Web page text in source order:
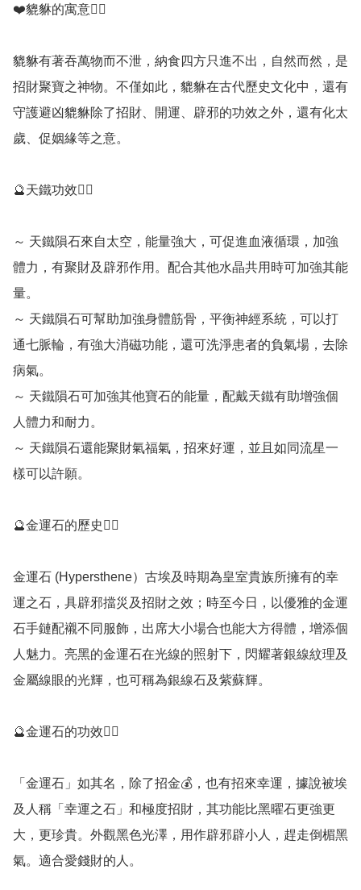
❤️貔貅的寓意💁‍♀️
貔貅有著吞萬物而不泄，納食四方只進不出，自然而然，是
招財聚寶之神物。不僅如此，貔貅在古代歷史文化中，還有
守護避凶貔貅除了招財、開運、辟邪的功效之外，還有化太
歲、促姻緣等之意。
🔮天鐵功效💁‍♀️
～ 天鐵隕石來自太空，能量強大，可促進血液循環，加強
體力，有聚財及辟邪作用。配合其他水晶共用時可加強其能
量。
～ 天鐵隕石可幫助加強身體筋骨，平衡神經系統，可以打
通七脈輪，有強大消磁功能，還可洗淨患者的負氣場，去除
病氣。
～ 天鐵隕石可加強其他寶石的能量，配戴天鐵有助增強個
人體力和耐力。
～ 天鐵隕石還能聚財氣福氣，招來好運，並且如同流星一
樣可以許願。
🔮金運石的歷史💁‍♀️
金運石 (Hypersthene）古埃及時期為皇室貴族所擁有的幸
運之石，具辟邪擋災及招財之效；時至今日，以優雅的金運
石手鏈配襯不同服飾，出席大小場合也能大方得體，增添個
人魅力。亮黑的金運石在光線的照射下，閃耀著銀線紋理及
金屬線眼的光輝，也可稱為銀線石及紫蘇輝。
🔮金運石的功效💁‍♀️
「金運石」如其名，除了招金💰，也有招來幸運，據說被埃
及人稱「幸運之石」和極度招財，其功能比黑曜石更強更
大，更珍貴。外觀黑色光澤，用作辟邪辟小人，趕走倒楣黑
氣。適合愛錢財的人。